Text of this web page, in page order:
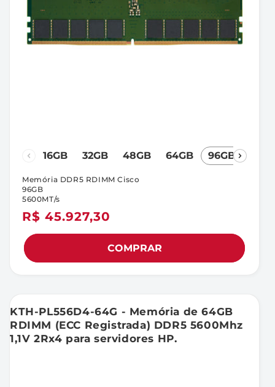
16GB 32GB 48GB 64GB 96GB
Preço
normal
R$ 45.927,30
Memória DDR5 RDIMM Cisco
96GB
5600MT/s
COMPRAR
KTH-PL556D4-64G - Memória de 64GB
RDIMM (ECC Registrada) DDR5 5600Mhz
1,1V 2Rx4 para servidores HP.